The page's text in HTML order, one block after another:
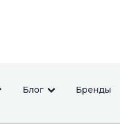
Блог Бренды